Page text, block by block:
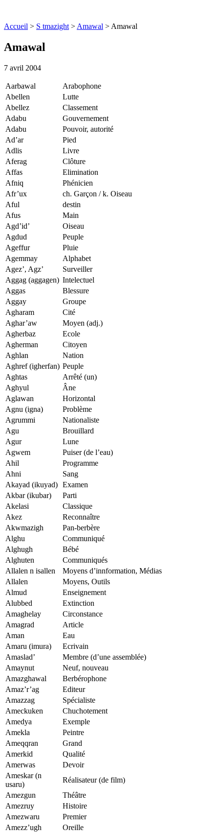
Accueil > S tmazight > Amawal > Amawal
Amawal
7 avril 2004
Aarbawal
Arabophone
Abellen
Lutte
Abellez
Classement
Adabu
Gouvernement
Adabu
Pouvoir, autorité
Ad’ar
Pied
Adlis
Livre
Aferag
Clôture
Affas
Elimination
Afniq
Phénicien
Afr’ux
ch. Garçon / k. Oiseau
Aful
destin
Afus
Main
Agd’id’
Oiseau
Agdud
Peuple
Ageffur
Pluie
Agemmay
Alphabet
Agez’, Agz’
Surveiller
Aggag (aggagen) Intelectuel
Aggas
Blessure
Aggay
Groupe
Agharam
Cité
Aghar’aw
Moyen (adj.)
Agherbaz
Ecole
Agherman
Citoyen
Aghlan
Nation
Aghref (igherfan) Peuple
Aghtas
Arrêté (un)
Aghyul
Âne
Aglawan
Horizontal
Agnu (igna)
Problème
Agrummi
Nationaliste
Agu
Brouillard
Agur
Lune
Agwem
Puiser (de l’eau)
Ahil
Programme
Ahni
Sang
Akayad (ikuyad) Examen
Akbar (ikubar)
Parti
Akelasi
Classique
Akez
Reconnaître
Akwmazigh
Pan-berbère
Alghu
Communiqué
Alghugh
Bébé
Alghuten
Communiqués
Allalen n isallen
Moyens d’innformation, Médias
Allalen
Moyens, Outils
Almud
Enseignement
Alubbed
Extinction
Amaghelay
Circonstance
Amagrad
Article
Aman
Eau
Amaru (imura)
Ecrivain
Amaslad’
Membre (d’une assemblée)
Amaynut
Neuf, nouveau
Amazghawal
Berbérophone
Amaz’r’ag
Editeur
Amazzag
Spécialiste
Ameckuken
Chuchotement
Amedya
Exemple
Amekla
Peintre
Ameqqran
Grand
Amerkid
Qualité
Amerwas
Devoir
Ameskar (n
usaru)
Réalisateur (de film)
Amezgun
Théâtre
Amezruy
Histoire
Amezwaru
Premier
Amezz’ugh
Oreille